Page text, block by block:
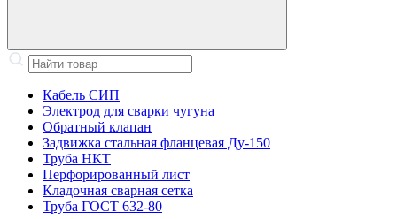
Кабель СИП
Электрод для сварки чугуна
Обратный клапан
Задвижка стальная фланцевая Ду-150
Труба НКТ
Перфорированный лист
Кладочная сварная сетка
Труба ГОСТ 632-80